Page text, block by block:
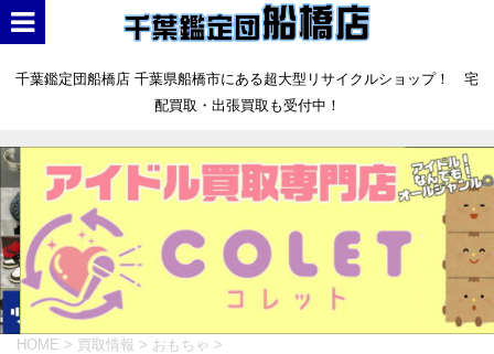
千葉鑑定団船橋店 千葉県船橋市にある超大型リサイクルショップ！ 宅
配買取・出張買取も受付中！
HOME > 買取情報 > おもちゃ >